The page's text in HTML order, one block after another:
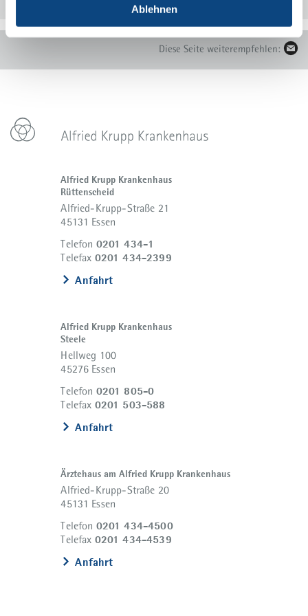
Ablehnen
policies.google.com/privacy
Diese Seite weiterempfehlen:
Alfried Krupp Krankenhaus
Rüttenscheid
Alfried-Krupp-Straße 21
45131 Essen
Telefon 0201 434-1
Telefax 0201 434-2399
Anfahrt
Alfried Krupp Krankenhaus
Steele
Hellweg 100
45276 Essen
Telefon 0201 805-0
Telefax 0201 503-588
Anfahrt
Ärztehaus am Alfried Krupp Krankenhaus
Alfried-Krupp-Straße 20
45131 Essen
Telefon 0201 434-4500
Telefax 0201 434-4539
Anfahrt